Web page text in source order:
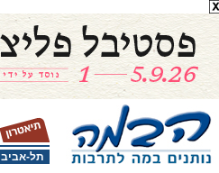
תל-אביב